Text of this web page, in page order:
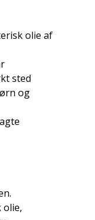
olie af
sted
og
olie,